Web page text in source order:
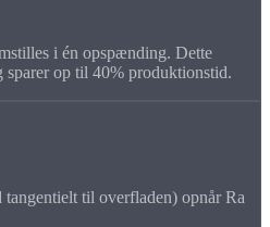
i én opspænding. Dette
op til 40% produktionstid.
til overfladen) opnår Ra